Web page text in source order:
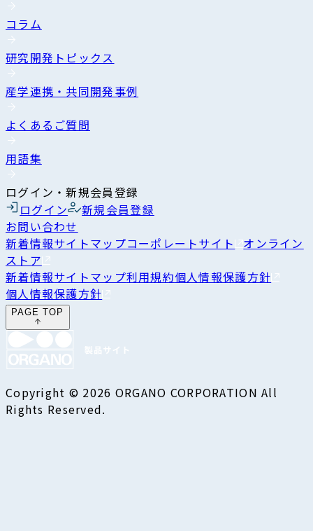
コラム
研究開発トピックス
産学連携・共同開発事例
よくあるご質問
用語集
ログイン・新規会員登録
ログイン
新規会員登録
お問い合わせ
新着情報サイトマップコーポレートサイト オンライン
ストア
新着情報サイトマップ利用規約個人情報保護方針
個人情報保護方針
PAGE TOP
Copyright © 2026 ORGANO CORPORATION All
Rights Reserved.